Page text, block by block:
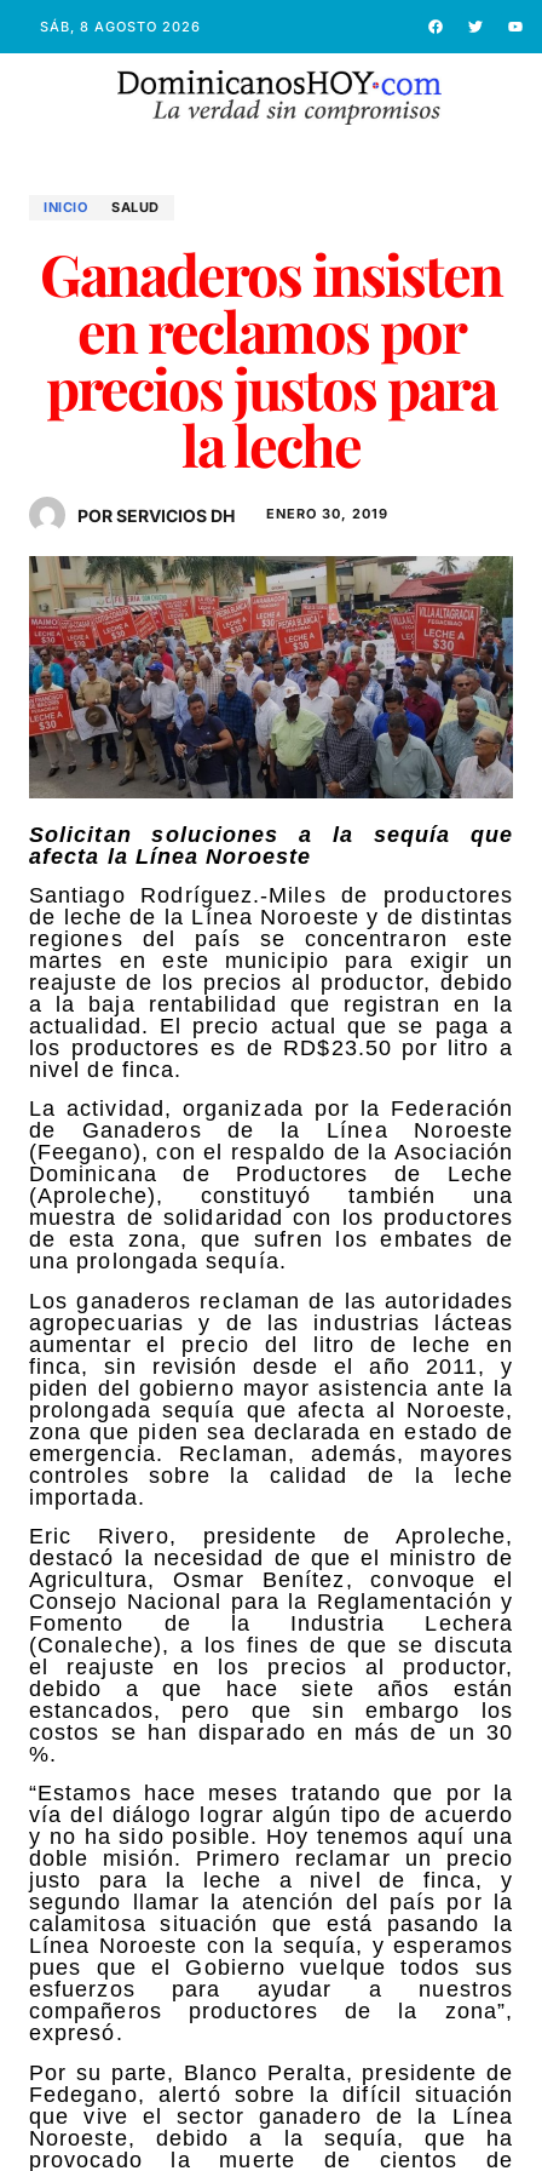
SÁB, 8 AGOSTO 2026
INICIO SALUD
Ganaderos insisten
en reclamos por
precios justos para
la leche
POR SERVICIOS DH ENERO 30, 2019
Solicitan soluciones a la sequía que
afecta la Línea Noroeste
Santiago Rodríguez.-Miles de productores
de leche de la Línea Noroeste y de distintas
regiones del país se concentraron este
martes en este municipio para exigir un
reajuste de los precios al productor, debido
a la baja rentabilidad que registran en la
actualidad. El precio actual que se paga a
los productores es de RD$23.50 por litro a
nivel de finca.
La actividad, organizada por la Federación
de Ganaderos de la Línea Noroeste
(Feegano), con el respaldo de la Asociación
Dominicana de Productores de Leche
(Aproleche), constituyó también una
muestra de solidaridad con los productores
de esta zona, que sufren los embates de
una prolongada sequía.
Los ganaderos reclaman de las autoridades
agropecuarias y de las industrias lácteas
aumentar el precio del litro de leche en
finca, sin revisión desde el año 2011, y
piden del gobierno mayor asistencia ante la
prolongada sequía que afecta al Noroeste,
zona que piden sea declarada en estado de
emergencia. Reclaman, además, mayores
controles sobre la calidad de la leche
importada.
Eric Rivero, presidente de Aproleche,
destacó la necesidad de que el ministro de
Agricultura, Osmar Benítez, convoque el
Consejo Nacional para la Reglamentación y
Fomento de la Industria Lechera
(Conaleche), a los fines de que se discuta
el reajuste en los precios al productor,
debido a que hace siete años están
estancados, pero que sin embargo los
costos se han disparado en más de un 30
%.
“Estamos hace meses tratando que por la
vía del diálogo lograr algún tipo de acuerdo
y no ha sido posible. Hoy tenemos aquí una
doble misión. Primero reclamar un precio
justo para la leche a nivel de finca, y
segundo llamar la atención del país por la
calamitosa situación que está pasando la
Línea Noroeste con la sequía, y esperamos
pues que el Gobierno vuelque todos sus
esfuerzos para ayudar a nuestros
compañeros productores de la zona”,
expresó.
Por su parte, Blanco Peralta, presidente de
Fedegano, alertó sobre la difícil situación
que vive el sector ganadero de la Línea
Noroeste, debido a la sequía, que ha
provocado la muerte de cientos de